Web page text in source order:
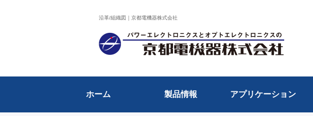
沿革/組織図｜京都電機器株式会社
ホーム 製品情報 アプリケーション